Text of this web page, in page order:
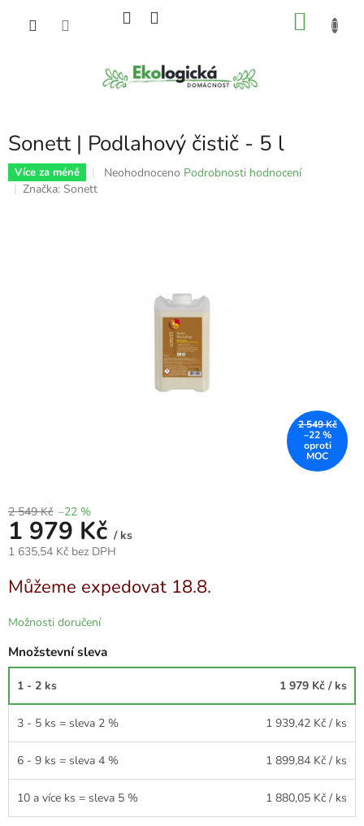
Sonett | Podlahový čistič - 5 l
Více za méně
Průměrné
Neohodnoceno Podrobnosti hodnocení
Značka: Sonett
2 549 Kč
–22 %
2 549 Kč –22 %
1 979 Kč / ks
1 635,54 Kč bez DPH
cena:
Můžeme expedovat 18.8.
Možnosti doručení
Množstevní sleva
1 - 2 ks 1 979 Kč / ks
3 - 5 ks = sleva 2 % 1 939,42 Kč / ks
6 - 9 ks = sleva 4 % 1 899,84 Kč / ks
10 a více ks = sleva 5 % 1 880,05 Kč / ks